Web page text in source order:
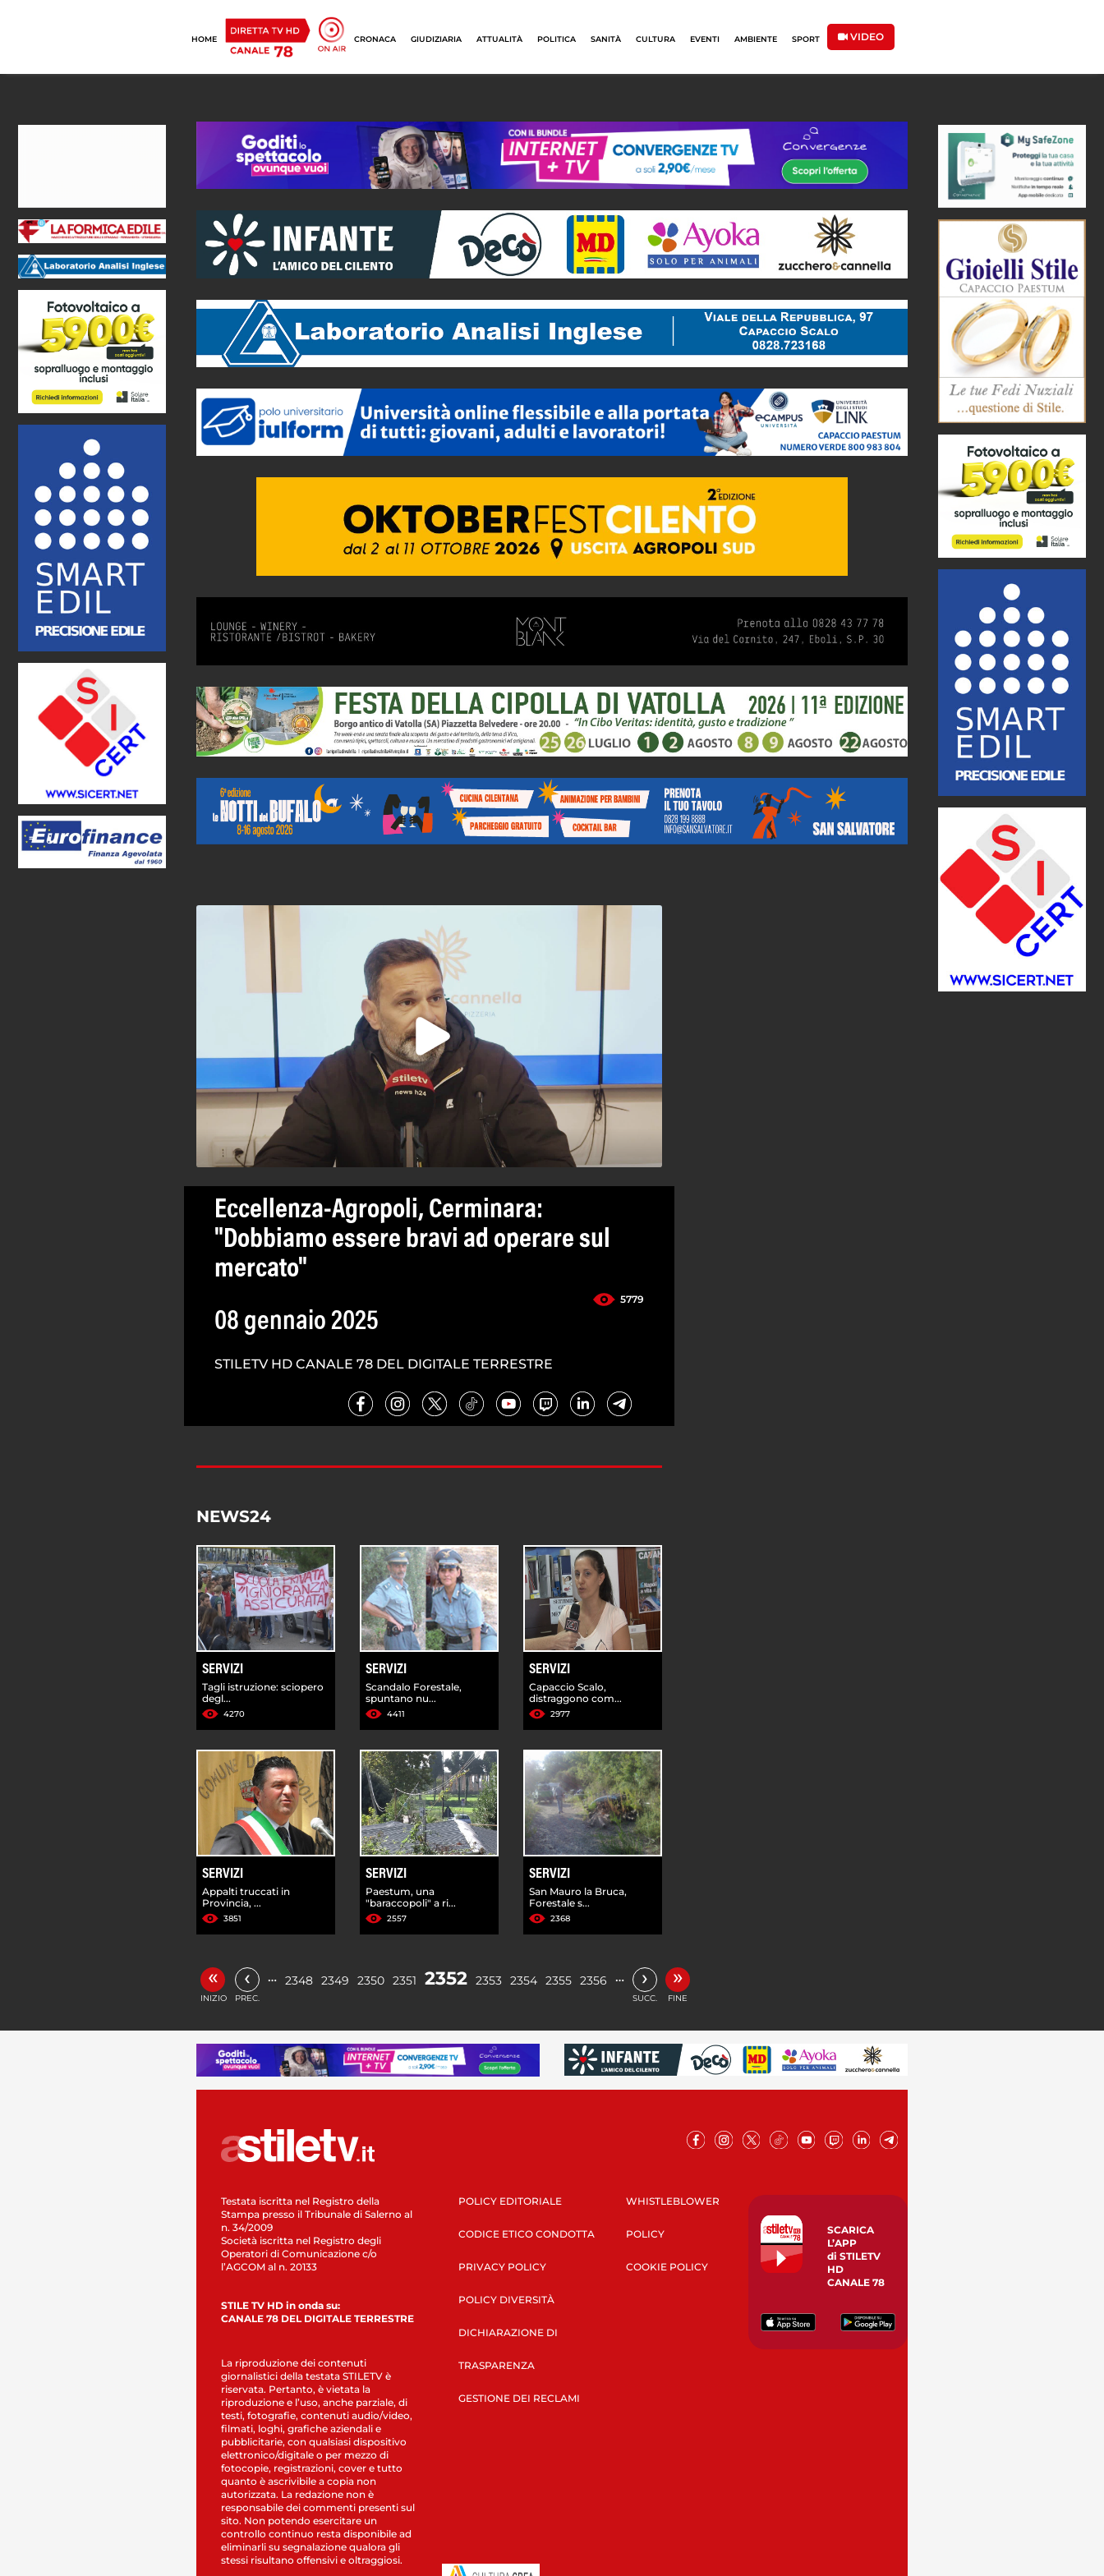
HOME CRONACA GIUDIZIARIA ATTUALITÀ POLITICA SANITÀ CULTURA EVENTI AMBIENTE SPORT VIDEO
Eccellenza-Agropoli, Cerminara:
"Dobbiamo essere bravi ad operare sul
mercato"
5779
08 gennaio 2025
STILETV HD CANALE 78 DEL DIGITALE TERRESTRE
NEWS24
SERVIZI
Tagli istruzione: sciopero
degl...
4270
SERVIZI
Scandalo Forestale,
spuntano nu...
4411
SERVIZI
Capaccio Scalo,
distraggono com...
2977
SERVIZI
Appalti truccati in
Provincia, ...
3851
SERVIZI
Paestum, una
"baraccopoli" a ri...
2557
SERVIZI
San Mauro la Bruca,
Forestale s...
2368
«
INIZIO
‹
PREC.
… 2348 2349 2350 2351 2352 2353 2354 2355 2356 … ›
SUCC.
»
FINE
Testata iscritta nel Registro della
Stampa presso il Tribunale di Salerno al
n. 34/2009
Società iscritta nel Registro degli
Operatori di Comunicazione c/o
l’AGCOM al n. 20133
STILE TV HD in onda su:
CANALE 78 DEL DIGITALE TERRESTRE
La riproduzione dei contenuti
giornalistici della testata STILETV è
riservata. Pertanto, è vietata la
riproduzione e l’uso, anche parziale, di
testi, fotografie, contenuti audio/video,
filmati, loghi, grafiche aziendali e
pubblicitarie, con qualsiasi dispositivo
elettronico/digitale o per mezzo di
fotocopie, registrazioni, cover e tutto
quanto è ascrivibile a copia non
autorizzata. La redazione non è
responsabile dei commenti presenti sul
sito. Non potendo esercitare un
controllo continuo resta disponibile ad
eliminarli su segnalazione qualora gli
stessi risultano offensivi e oltraggiosi.
POLICY EDITORIALE
CODICE ETICO CONDOTTA
PRIVACY POLICY
POLICY DIVERSITÀ
DICHIARAZIONE DI
TRASPARENZA
GESTIONE DEI RECLAMI
WHISTLEBLOWER
POLICY
COOKIE POLICY
SCARICA
L’APP
di STILETV
HD
CANALE 78